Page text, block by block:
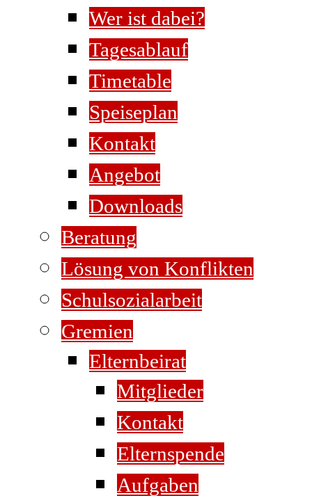
Wer ist dabei?
Tagesablauf
Timetable
Speiseplan
Kontakt
Angebot
Downloads
Beratung
Lösung von Konflikten
Schulsozialarbeit
Gremien
Elternbeirat
Mitglieder
Kontakt
Elternspende
Aufgaben